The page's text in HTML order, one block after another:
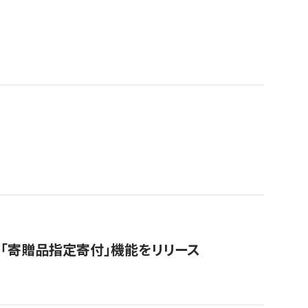
贈品指定寄付」機能をリリース